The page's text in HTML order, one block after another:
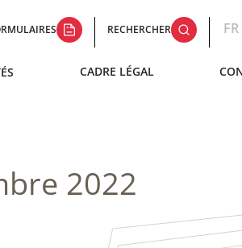
RECHERCHER FR
CADRE LÉGAL
2022